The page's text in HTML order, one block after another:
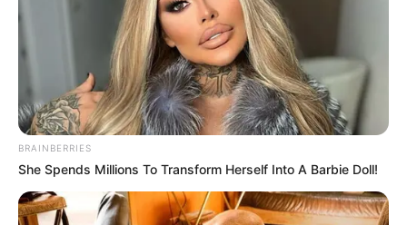
BRAINBERRIES
She Spends Millions To Transform Herself Into A Barbie Doll!